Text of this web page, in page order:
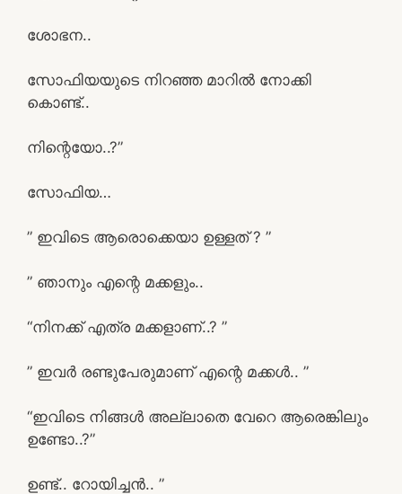
ശോഭന..
സോഫിയയുടെ നിറഞ്ഞ മാറിൽ നോക്കി
കൊണ്ട്..
നിന്റെയോ..?”
സോഫിയ…
” ഇവിടെ ആരൊക്കെയാ ഉള്ളത് ? ”
” ഞാനും എന്റെ മക്കളും..
“നിനക്ക് എത്ര മക്കളാണ്..? ”
” ഇവർ രണ്ടുപേരുമാണ് എന്റെ മക്കൾ.. ”
“ഇവിടെ നിങ്ങൾ അല്ലാതെ വേറെ ആരെങ്കിലും
ഉണ്ടോ..?”
ഉണ്ട്.. റോയിച്ചൻ.. ”